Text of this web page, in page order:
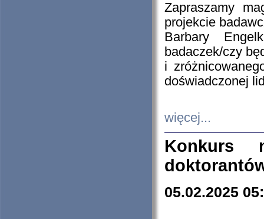
Zapraszamy
projekcie
Barbary
badaczek/czy
i
doświadczonej
więcej...
Konkurs
05.02.2025